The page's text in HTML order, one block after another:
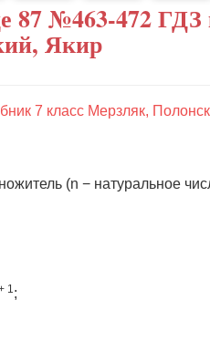
87 №463-472 ГДЗ
Якир
7 класс Мерзляк,
(n − натуральное
1;